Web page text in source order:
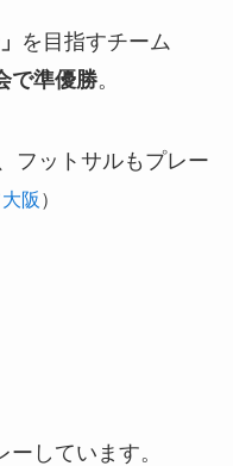
を目指すチーム
で準優勝。
フットサルもプレー
阪 ）
ーしています。